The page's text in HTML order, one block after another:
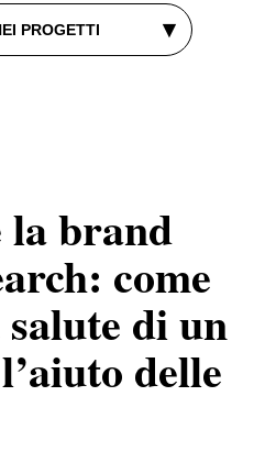
PROGETTI ▾
la brand
come
di un
delle